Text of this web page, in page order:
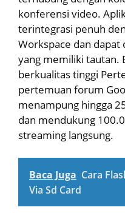
konferensi video.
terintegrasi penuh
Workspace dan dapat
yang memiliki tautan.
berkualitas tinggi
pertemuan forum
menampung hingga
dan mendukung
streaming langsung.
Baca Juga Cara
Via Sd Card